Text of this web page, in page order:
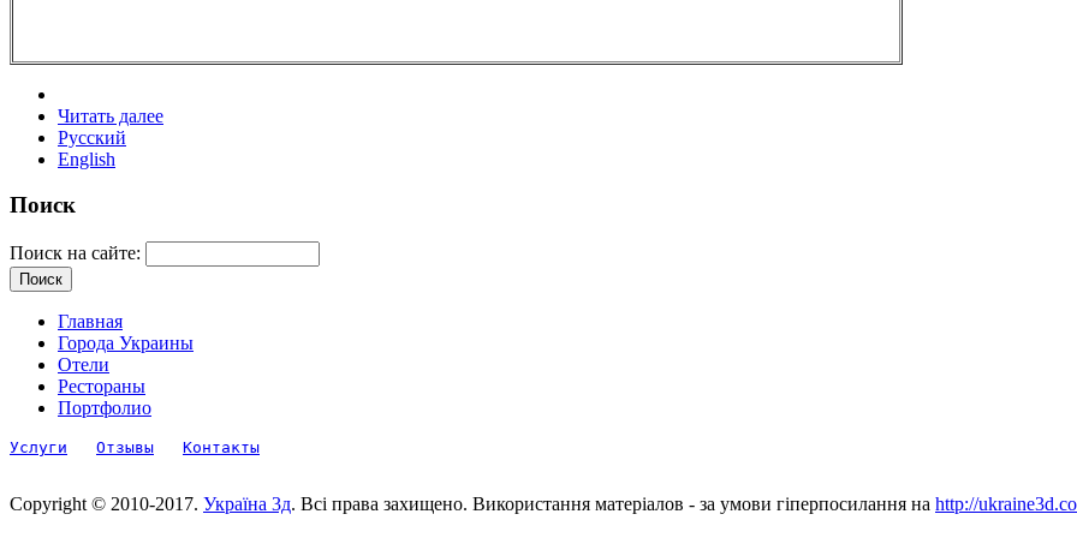
Читать далее
Русский
English
Поиск
Поиск на сайте:
Главная
Города Украины
Отели
Рестораны
Портфолио
Услуги Отзывы Контакты
Copyright © 2010-2017. Україна 3д. Всі права захищено. Використання матеріалов - за умови гіперпосилання на http://